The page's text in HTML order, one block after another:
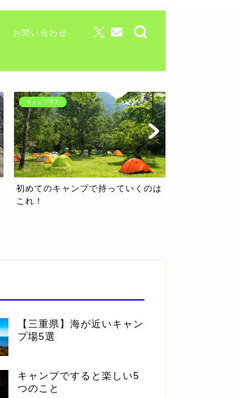
お問い合わせ
キャンプギア
テントを徹底比較！！用途に合わせ
たおすすめのテントを紹介
【三重県】海が近いキャン
プ場5選
キャンプですると楽しい5
つのこと